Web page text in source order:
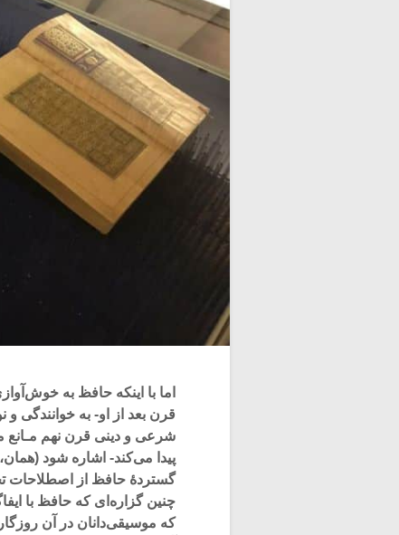
اما با اینکه حافظ به
قرن بعد از او- به خوانندگی و
شرعی و دینی قرن نهم مـانع
پیدا می‌کند- اشاره شود
گستردۀ حافظ از اصطلاحات
چنین گزاره‌ای که حافظ با
که موسیقی‌دانان در آن